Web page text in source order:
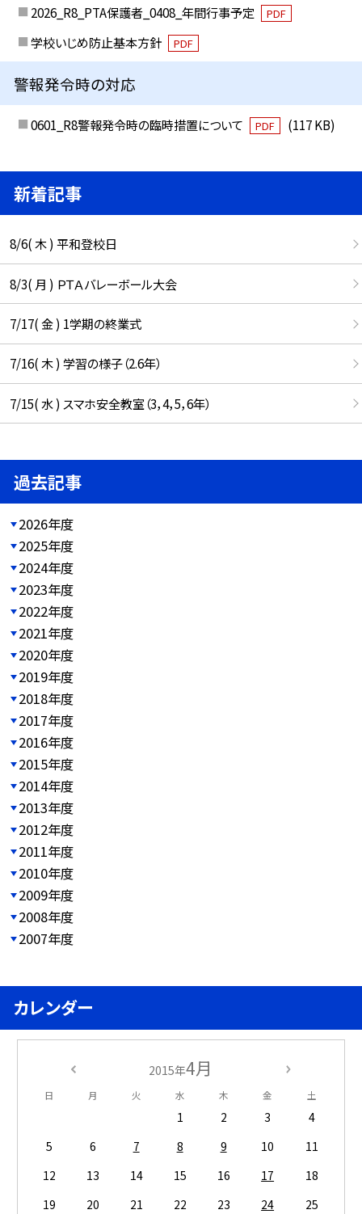
2026_R8_PTA保護者_0408_年間行事予定 PDF
学校いじめ防止基本方針 PDF
警報発令時の対応
0601_R8警報発令時の臨時措置について PDF (117 KB)
新着記事
8/6( 木 ) 平和登校日
8/3( 月 ) ＰＴＡバレーボール大会
7/17( 金 ) 1学期の終業式
7/16( 木 ) 学習の様子（2.6年）
7/15( 水 ) スマホ安全教室（3，4，5，6年）
過去記事
2026年度
2025年度
2024年度
2023年度
2022年度
2021年度
2020年度
2019年度
2018年度
2017年度
2016年度
2015年度
2014年度
2013年度
2012年度
2011年度
2010年度
2009年度
2008年度
2007年度
カレンダー
2015年4月
日 月 火 水 木 金 土
1 2 3
4
5
6 7 8 9 10
11
12
13 14 15 16 17
18
19
20 21 22 23 24
25